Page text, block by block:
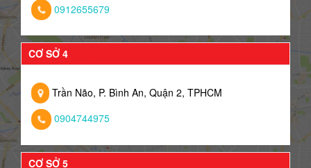
0912655679
CƠ SỞ 4
Trần Não, P. Bình An, Quận 2, TPHCM
0904744975
CƠ SỞ 5